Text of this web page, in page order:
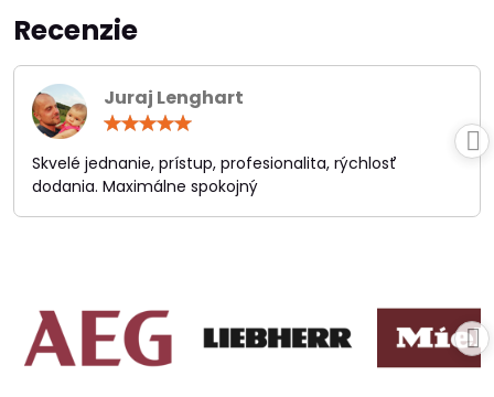
Recenzie
Juraj Lenghart
/
5
Skvelé jednanie, prístup, profesionalita, rýchlosť
dodania. Maximálne spokojný